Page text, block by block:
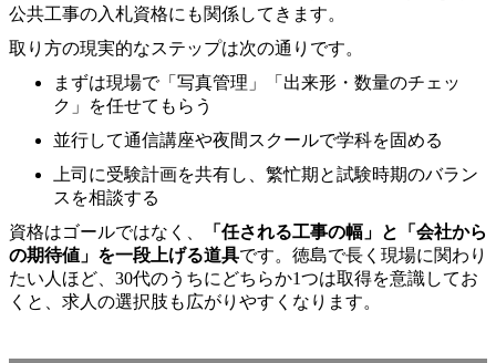
公共工事の入札資格にも関係してきます。
取り方の現実的なステップは次の通りです。
まずは現場で「写真管理」「出来形・数量のチェッ
ク」を任せてもらう
並行して通信講座や夜間スクールで学科を固める
上司に受験計画を共有し、繁忙期と試験時期のバラン
スを相談する
資格はゴールではなく、
「任される工事の幅」と「会社から
の期待値」を一段上げる道具です。徳島で長く現場に関わり
たい人ほど、30代のうちにどちらか1つは取得を意識してお
くと、求人の選択肢も広がりやすくなります。